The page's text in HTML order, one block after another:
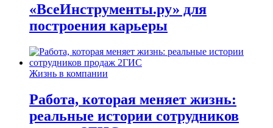
«ВсеИнструменты.ру» для
построения карьеры
Жизнь в компании
Работа, которая меняет жизнь:
реальные истории сотрудников